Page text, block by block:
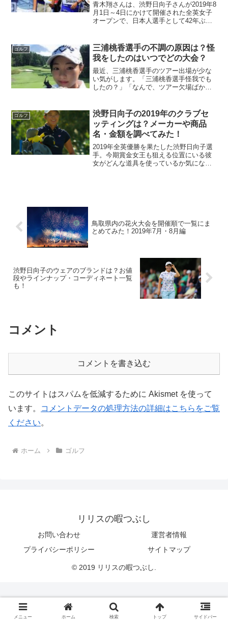
青木翔さんは、渋野日向子さんが2019年8
月1日～4日にかけて開催された全英女子
オープンで、日本人選手として42年ぶり
して注目されています！イケメンとして
も注目が集まっ...
ゴルフ
三浦桃香選手の不調の原因は？怪
我をしたのはいつでどの大会？
最近、三浦桃香選手のツアー出場が少な
い気がします。「三浦桃香選手怪我でも
したの？」「なんで、ツアー欠場ばかり
浦桃香選手の他の記事はこちら↓三浦桃香
の今後の出場予定試合は...
ゴルフ
渋野日向子の2019年のクラブセ
ッティングは？メーカーや商品
名・金額を調べてみた！
2019年全英優勝を果たした渋野日向子選
手。今期賞金女王も狙える位置にいる彼
女がどんな道具を使っているか気になる
鳥取県内の花火大会を開催順で一覧にま
とめてみた！2019年7月・8月編
渋野日向子のウェアのブランドは？お値
段やラインナップ・コーディネート一覧
も！
コメント
コメントを書き込む
このサイトはスパムを低減するために Akismet を使って
います。
コメントデータの処理方法の詳細はこちらをご覧
ください。
ホーム ゴルフ
リリスの暇つぶし
お問い合わせ
運営者情報
プライバシーポリシー
サイトマップ
© 2019 リリスの暇つぶし.
メニュー ホーム 検索 トップ サイドバー